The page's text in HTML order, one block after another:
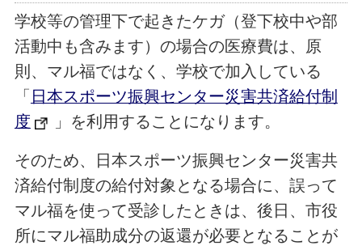
学校等の管理下で起きたケガ（登下校中や部
活動中も含みます）の場合の医療費は、原
則、マル福ではなく、学校で加入している
「 日本スポーツ振興センター災害共済給付制
度
」を利用することになります。
そのため、日本スポーツ振興センター災害共
済給付制度の給付対象となる場合に、誤って
マル福を使って受診したときは、後日、市役
所にマル福助成分の返還が必要となることが